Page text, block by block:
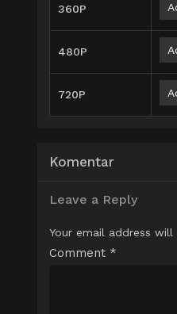
360P
480P
720P
Komentar
Leave a Reply
Your email address
Comment *